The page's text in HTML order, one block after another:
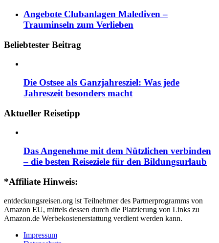
Angebote Clubanlagen Malediven –
Trauminseln zum Verlieben
Beliebtester Beitrag
Die Ostsee als Ganzjahresziel: Was jede
Jahreszeit besonders macht
Aktueller Reisetipp
Das Angenehme mit dem Nützlichen verbinden
– die besten Reiseziele für den Bildungsurlaub
*Affiliate Hinweis:
entdeckungsreisen.org ist Teilnehmer des Partnerprogramms von
Amazon EU, mittels dessen durch die Platzierung von Links zu
Amazon.de Werbekostenerstattung verdient werden kann.
Impressum